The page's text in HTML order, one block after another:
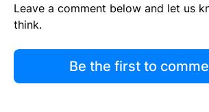
Leave a comment below and let us
think.
Be the first to